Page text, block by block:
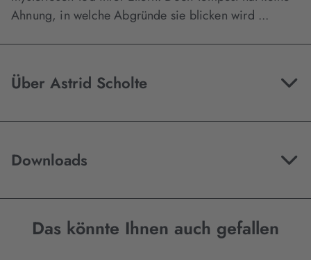
Ahnung, in welche Abgründe sie blicken wird ...
Über Astrid Scholte
Downloads
Das könnte Ihnen auch gefallen